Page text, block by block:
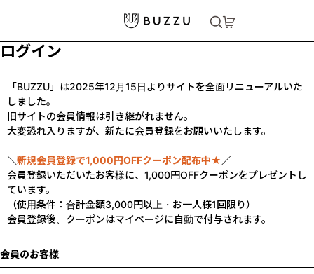
ログイン
「BUZZU」は2025年12月15日よりサイトを全面リニューアルいた
しました。
旧サイトの会員情報は引き継がれません。
大変恐れ入りますが、新たに会員登録をお願いいたします。
＼新規会員登録で1,000円OFFクーポン配布中★ ／
会員登録いただいたお客様に、1,000円OFFクーポンをプレゼントし
ています。
（使用条件：合計金額3,000円以上・お一人様1回限り）
会員登録後、クーポンはマイページに自動で付与されます。
会員のお客様